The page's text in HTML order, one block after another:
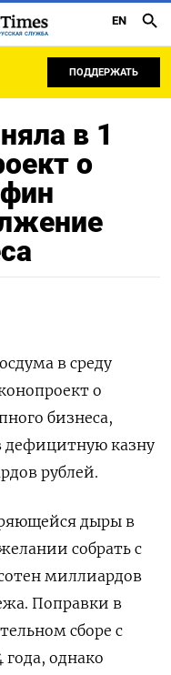
СЛУЖБА
EN
ПОДДЕРЖАТЬ
в 1
о
в среду
о
бизнеса,
дефицитную казну
рублей.
дыры в
собрать с
миллиардов
Поправки в
сборе с
года, однако